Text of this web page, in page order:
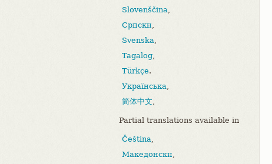
Slovenščina,
Српски,
Svenska,
Tagalog,
Türkçe.
Українська,
简体中文,
Partial translations available in
Čeština,
Македонски,